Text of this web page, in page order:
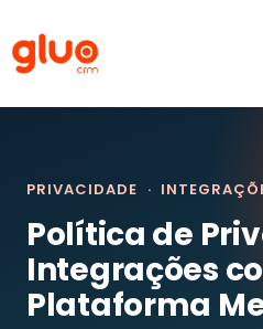
conteúdo
PRIVACIDADE ·
Política de
Integrações
Plataforma